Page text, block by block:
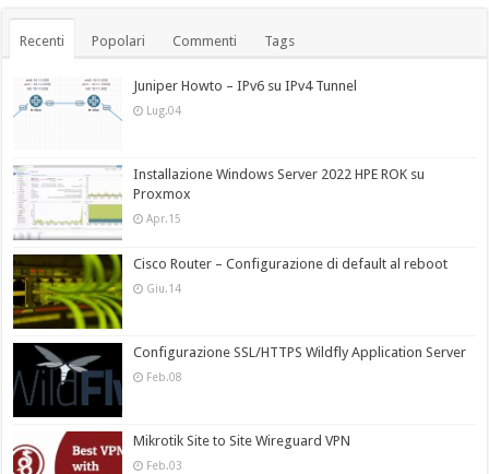
Recenti Popolari Commenti Tags
Juniper Howto – IPv6 su IPv4 Tunnel
Lug.04
Installazione Windows Server 2022 HPE ROK su
Proxmox
Apr.15
Cisco Router – Configurazione di default al reboot
Giu.14
Configurazione SSL/HTTPS Wildfly Application Server
Feb.08
Mikrotik Site to Site Wireguard VPN
Feb.03